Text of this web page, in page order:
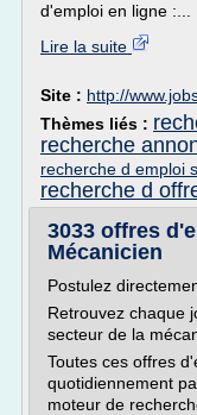
d'emploi en ligne :...
Lire la suite
Site : http://
Thèmes liés :
recherche
recherche d emploi
recherche d
3033 offres
Mécanicien
Postulez
Retrouvez chaque
secteur de la
Toutes ces offres
quotidiennement
moteur de